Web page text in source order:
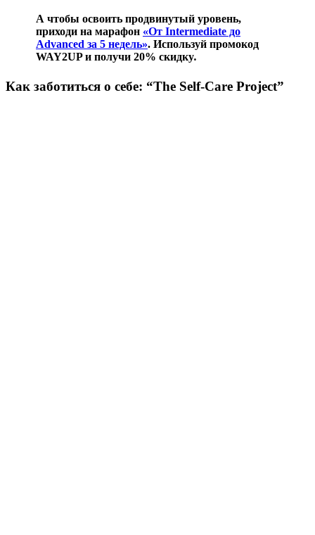
А чтобы освоить продвинутый уровень,
приходи на марафон «От Intermediate до
Advanced за 5 недель». Используй промокод
WAY2UP и получи 20% скидку.
Как заботиться о себе: “The Self-Care Project”